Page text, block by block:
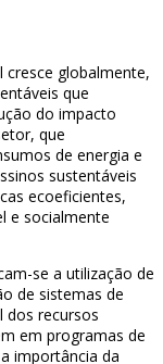
cresce globalmente,
que
do impacto
que
de energia e
sustentáveis
ecoeficientes,
e socialmente
se a utilização de
de sistemas de
dos recursos
em programas de
importância da